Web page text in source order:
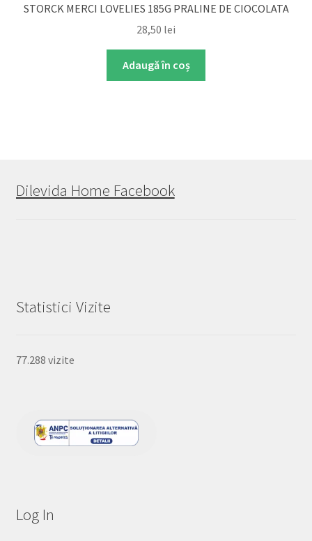
STORCK MERCI LOVELIES 185G PRALINE DE CIOCOLATA
28,50 lei
Adaugă în coș
Dilevida Home Facebook
Statistici Vizite
77.288 vizite
Log In